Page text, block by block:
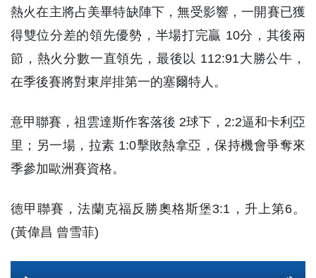
熱火在主將占美畢特缺陣下，無受影響，一開賽已獲
得雙位分差的領先優勢，半場打完贏 10分，其後兩
節，熱火分數一直領先，最後以 112:91大勝公牛，
在季後賽將對東岸排第一的塞爾特人。
意甲聯賽，祖雲達斯作客落後 2球下，2:2逼和卡利亞
里；另一場，拉素 1:0擊敗熱拿亞，保持機會爭奪來
季參加歐洲賽資格。
德甲聯賽，法蘭克福反勝奧格斯堡3:1，升上第6。
(黃偉昌 曾雪菲)